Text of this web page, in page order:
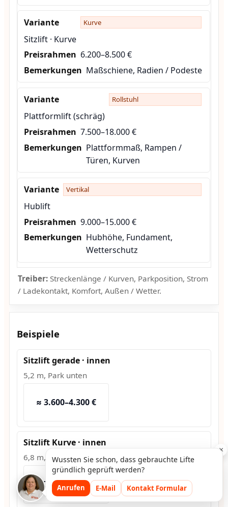
Kurve
Sitzlift · Kurve
6.200–8.500 €
Maßschiene, Radien / Podeste
Rollstuhl
Plattformlift (schräg)
7.500–18.000 €
Plattformmaß, Rampen /
Türen, Kurven
Vertikal
Hublift
9.000–15.000 €
Hubhöhe, Fundament,
Wetterschutz
Treiber:Streckenlänge / Kurven, Parkposition, Strom
/ Ladekontakt, Komfort, Außen / Wetter.
Beispiele
Sitzlift gerade · innen
5,2 m, Park unten
≈ 3.600–4.300 €
Sitzlift Kurve · innen
6,8 m, 2 Kurven
≈ 7.500–9.200 €
×
Wussten Sie schon, dass gebrauchte Lifte
gründlich geprüft werden?
Anrufen E-Mail Kontakt Formular